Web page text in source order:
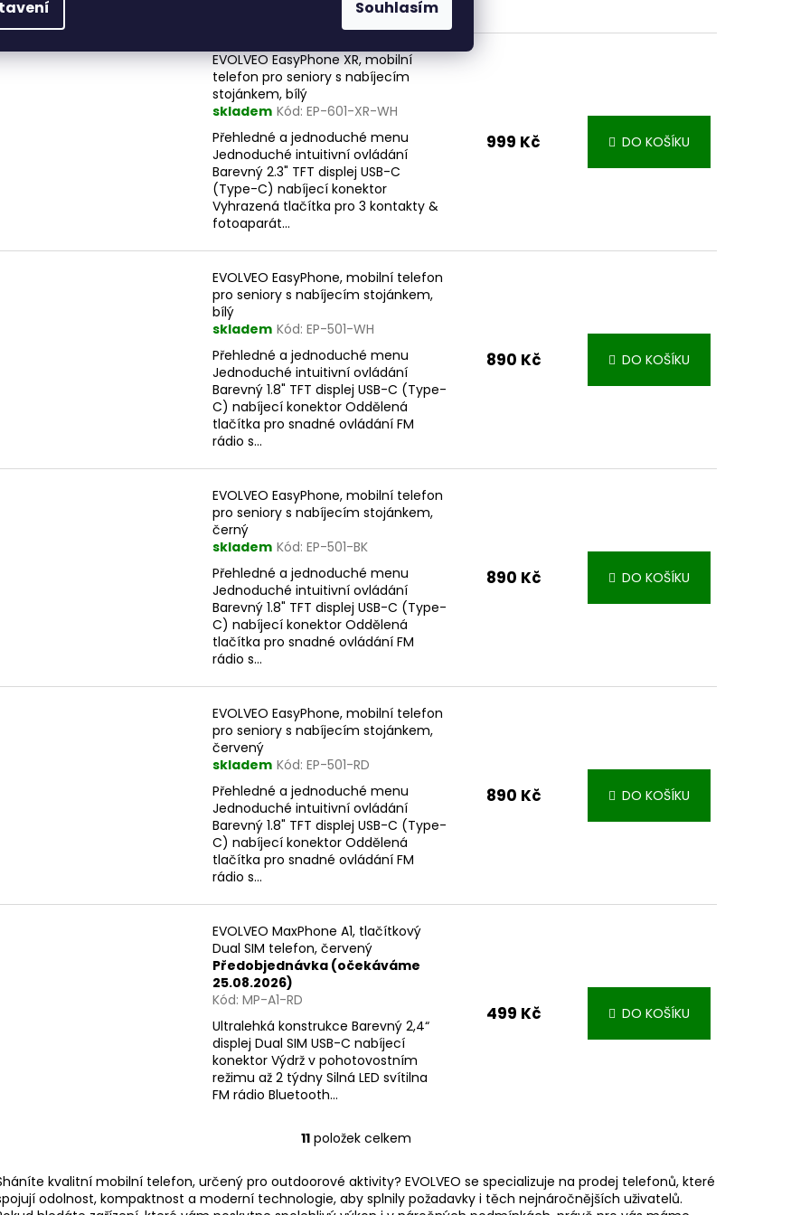
Souhlasím
EVOLVEO EasyPhone XR, mobilní
telefon pro seniory s nabíjecím
stojánkem, bílý
skladem Kód: EP-601-XR-WH
Přehledné a jednoduché menu
Jednoduché intuitivní ovládání
Barevný 2.3" TFT displej USB-C
(Type-C) nabíjecí konektor
Vyhrazená tlačítka pro 3 kontakty &
fotoaparát...
999 Kč DO KOŠÍKU
EVOLVEO EasyPhone, mobilní telefon
pro seniory s nabíjecím stojánkem,
bílý
skladem Kód: EP-501-WH
Přehledné a jednoduché menu
Jednoduché intuitivní ovládání
Barevný 1.8" TFT displej USB-C (Type-
C) nabíjecí konektor Oddělená
tlačítka pro snadné ovládání FM
rádio s...
890 Kč DO KOŠÍKU
EVOLVEO EasyPhone, mobilní telefon
pro seniory s nabíjecím stojánkem,
černý
skladem Kód: EP-501-BK
Přehledné a jednoduché menu
Jednoduché intuitivní ovládání
Barevný 1.8" TFT displej USB-C (Type-
C) nabíjecí konektor Oddělená
tlačítka pro snadné ovládání FM
rádio s...
890 Kč DO KOŠÍKU
EVOLVEO EasyPhone, mobilní telefon
pro seniory s nabíjecím stojánkem,
červený
skladem Kód: EP-501-RD
Přehledné a jednoduché menu
Jednoduché intuitivní ovládání
Barevný 1.8" TFT displej USB-C (Type-
C) nabíjecí konektor Oddělená
tlačítka pro snadné ovládání FM
rádio s...
890 Kč DO KOŠÍKU
EVOLVEO MaxPhone A1, tlačítkový
Dual SIM telefon, červený
Předobjednávka (očekáváme
25.08.2026)
Kód: MP-A1-RD
Ultralehká konstrukce Barevný 2,4“
displej Dual SIM USB-C nabíjecí
konektor Výdrž v pohotovostním
režimu až 2 týdny Silná LED svítilna
FM rádio Bluetooth...
499 Kč DO KOŠÍKU
O
l
á
11 položek celkem
kvalitní mobilní telefon, určený pro outdoorové aktivity? EVOLVEO se specializuje na prodej telefonů, které
odolnost, kompaktnost a moderní technologie, aby splnily požadavky i těch nejnáročnějších uživatelů.